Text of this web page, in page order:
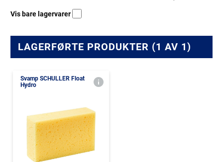
Vis bare lagervarer
LAGERFØRTE PRODUKTER (1 AV 1)
Svamp SCHULLER Float
Hydro